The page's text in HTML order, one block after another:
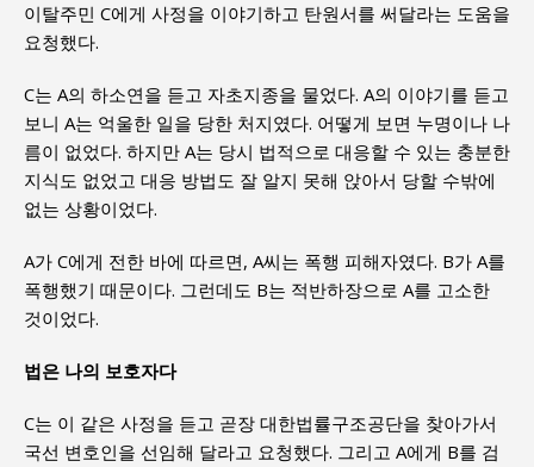
이탈주민 C에게 사정을 이야기하고 탄원서를 써달라는 도움을
요청했다.
C는 A의 하소연을 듣고 자초지종을 물었다. A의 이야기를 듣고
보니 A는 억울한 일을 당한 처지였다. 어떻게 보면 누명이나 나
름이 없었다. 하지만 A는 당시 법적으로 대응할 수 있는 충분한
지식도 없었고 대응 방법도 잘 알지 못해 앉아서 당할 수밖에
없는 상황이었다.
A가 C에게 전한 바에 따르면, A씨는 폭행 피해자였다. B가 A를
폭행했기 때문이다. 그런데도 B는 적반하장으로 A를 고소한
것이었다.
법은 나의 보호자다
C는 이 같은 사정을 듣고 곧장 대한법률구조공단을 찾아가서
국선 변호인을 선임해 달라고 요청했다. 그리고 A에게 B를 검